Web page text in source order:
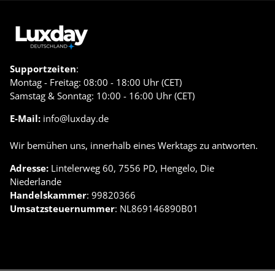
Supportzeiten:
Montag - Freitag: 08:00 - 18:00 Uhr (CET)
Samstag & Sonntag: 10:00 - 16:00 Uhr (CET)
E-Mail: info@luxday.de
Wir bemühen uns, innerhalb eines Werktags zu antworten.
Adresse: Lintelerweg 60, 7556 PD, Hengelo, Die
Niederlande
Handelskammer: 99820366
Umsatzsteuernummer: NL869146890B01